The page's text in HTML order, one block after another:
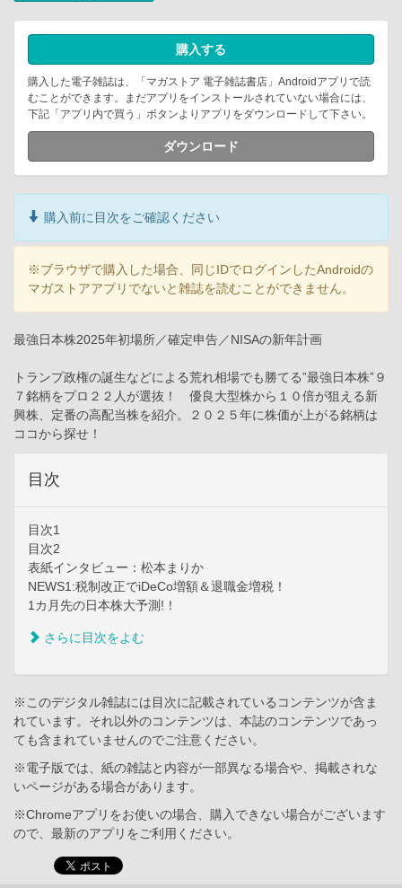
購入する
購入した電子雑誌は、「マガストア 電子雑誌書店」Androidアプリで読
むことができます。まだアプリをインストールされていない場合には、
下記「アプリ内で買う」ボタンよりアプリをダウンロードして下さい。
ダウンロード
購入前に目次をご確認ください
※ブラウザで購入した場合、同じIDでログインしたAndroidの
マガストアアプリでないと雑誌を読むことができません。
最強日本株2025年初場所／確定申告／NISAの新年計画
トランプ政権の誕生などによる荒れ相場でも勝てる”最強日本株”９
７銘柄をプロ２２人が選抜！ 優良大型株から１０倍が狙える新
興株、定番の高配当株を紹介。２０２５年に株価が上がる銘柄は
ココから探せ！
目次
目次1
目次2
表紙インタビュー：松本まりか
NEWS1:税制改正でiDeCo増額＆退職金増税！
1カ月先の日本株大予測!！
さらに目次をよむ
※このデジタル雑誌には目次に記載されているコンテンツが含ま
れています。それ以外のコンテンツは、本誌のコンテンツであっ
ても含まれていませんのでご注意ください。
※電子版では、紙の雑誌と内容が一部異なる場合や、掲載されな
いページがある場合があります。
※Chromeアプリをお使いの場合、購入できない場合がございます
ので、最新のアプリをご利用ください。